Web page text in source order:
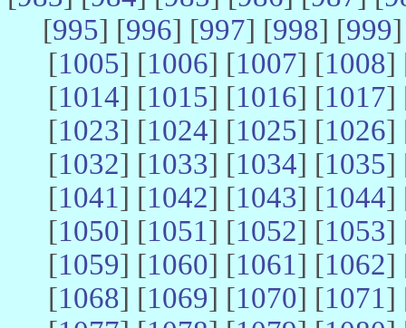
[995] [996] [997] [998] [999
[1005] [1006] [1007] [1008]
[1014] [1015] [1016] [1017]
[1023] [1024] [1025] [1026]
[1032] [1033] [1034] [1035]
[1041] [1042] [1043] [1044]
[1050] [1051] [1052] [1053]
[1059] [1060] [1061] [1062]
[1068] [1069] [1070] [1071]